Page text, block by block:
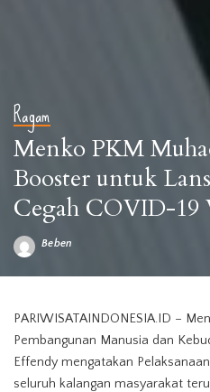
Ragam
Menko PKM
Booster untuk
Cegah COVID-
Posted
Beben
PARIWISATAINDONESIA.ID –
Pembangunan Manusia dan
Effendy mengatakan
seluruh kalangan masyarakat